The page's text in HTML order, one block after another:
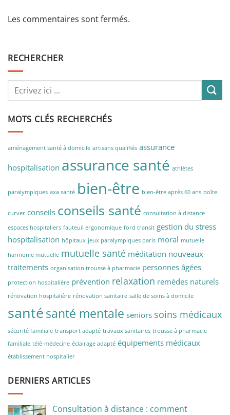
Les commentaires sont fermés.
RECHERCHER
MOTS CLÉS RECHERCHÉS
aménagement santé à domicile artisans qualifiés assurance
hospitalisation assurance santé athlètes
paralympiques axa santé bien-être bien-être après 60 ans boîte
curver conseils conseils santé consultation à distance
espaces hospitaliers fauteuil ergonomique ford transit gestion du stress
hospitalisation hôpitaux jeux paralympiques paris moral mutuelle
harmonie mutuelle mutuelle santé méditation nouveaux
traitements organisation trousse à pharmacie personnes âgées
protection hospitalière prévention relaxation remèdes naturels
rénovation hospitalière rénovation sanitaire salle de soins à domicile
santésanté mentale seniors soins médicaux
sécurité familiale transport adapté travaux sanitaires trousse à pharmacie
familiale télé-médecine éclairage adapté équipements médicaux
établissement hospitalier
DERNIERS ARTICLES
Consultation à distance : comment